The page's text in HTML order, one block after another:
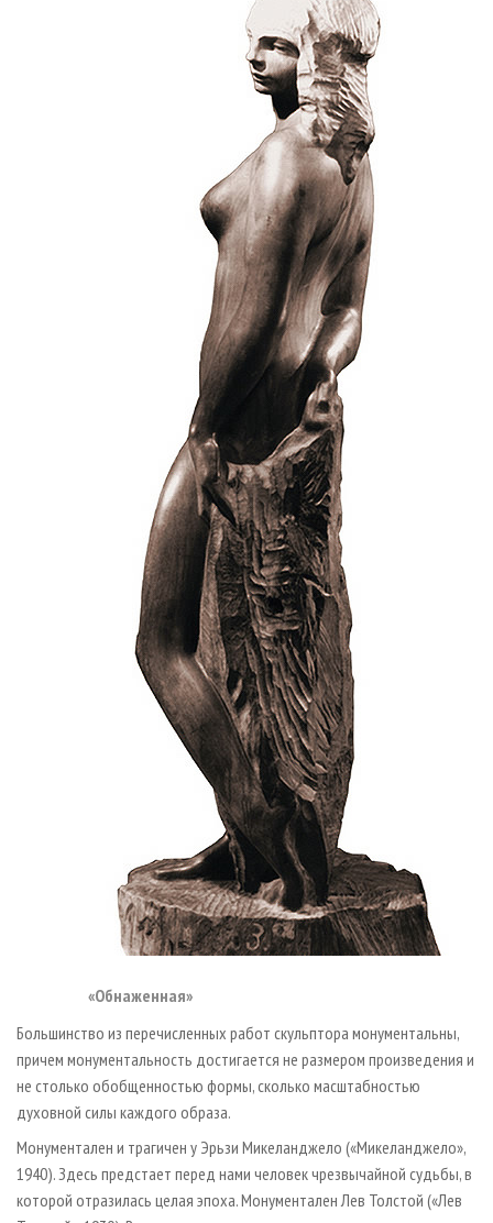
«Обнаженная»
Большинство из перечисленных работ скульптора монументальны,
причем монументальность достигается не размером произведения и
не столько обобщенностью формы, сколько масштабностью
духовной силы каждого образа.
Монументален и трагичен у Эрьзи Микеланджело («Микеланджело»,
1940). Здесь предстает перед нами человек чрезвычайной судьбы, в
которой отразилась целая эпоха. Монументален Лев Толстой («Лев